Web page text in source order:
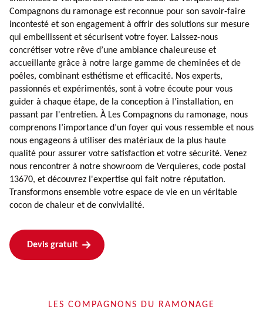
Compagnons du ramonage est reconnue pour son savoir-faire
incontesté et son engagement à offrir des solutions sur mesure
qui embellissent et sécurisent votre foyer. Laissez-nous
concrétiser votre rêve d’une ambiance chaleureuse et
accueillante grâce à notre large gamme de cheminées et de
poêles, combinant esthétisme et efficacité. Nos experts,
passionnés et expérimentés, sont à votre écoute pour vous
guider à chaque étape, de la conception à l'installation, en
passant par l'entretien. À Les Compagnons du ramonage, nous
comprenons l’importance d’un foyer qui vous ressemble et nous
nous engageons à utiliser des matériaux de la plus haute
qualité pour assurer votre satisfaction et votre sécurité. Venez
nous rencontrer à notre showroom de Verquieres, code postal
13670, et découvrez l'expertise qui fait notre réputation.
Transformons ensemble votre espace de vie en un véritable
cocon de chaleur et de convivialité.
Devis gratuit
LES COMPAGNONS DU RAMONAGE